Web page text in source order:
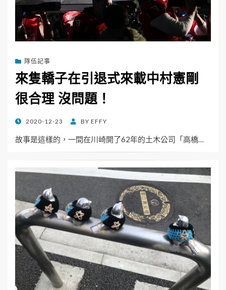
隊伍記事
來隻轎子在引退式來載中村憲剛
很合理 沒問題！
POSTED
2020-12-23 BY EFFY
故事是這樣的，一間在川崎開了62年的土木公司「高橋…